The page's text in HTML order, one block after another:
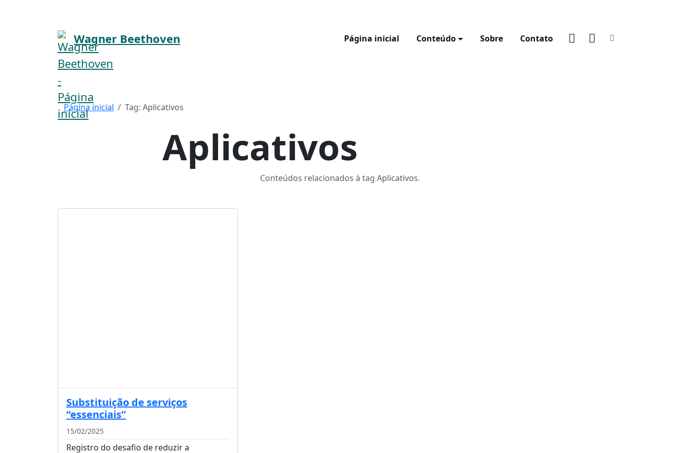
Wagner Beethoven Página inicial Conteúdo Sobre Contato YouTubeSpotify
Página inicial Tag: Aplicativos
Aplicativos
Conteúdos relacionados à tag Aplicativos.
Substituição de serviços
“essenciais”
15/02/2025
Registro do desafio de reduzir a